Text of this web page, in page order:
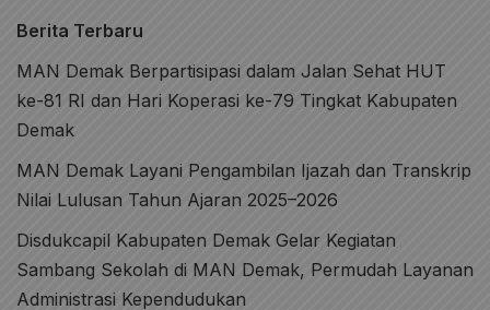
Berita Terbaru
MAN Demak Berpartisipasi dalam Jalan Sehat HUT
ke-81 RI dan Hari Koperasi ke-79 Tingkat Kabupaten
Demak
MAN Demak Layani Pengambilan Ijazah dan Transkrip
Nilai Lulusan Tahun Ajaran 2025–2026
Disdukcapil Kabupaten Demak Gelar Kegiatan
Sambang Sekolah di MAN Demak, Permudah Layanan
Administrasi Kependudukan